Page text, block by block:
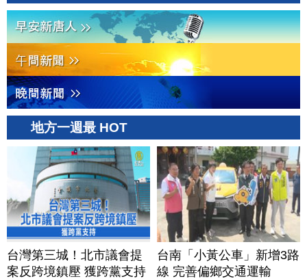
地方一週最 HOT
台灣第三城！北市議會提
案反跨境鎮壓 獲跨黨支持
台南「小黃公車」新增3路
線 完善偏鄉交通運輸